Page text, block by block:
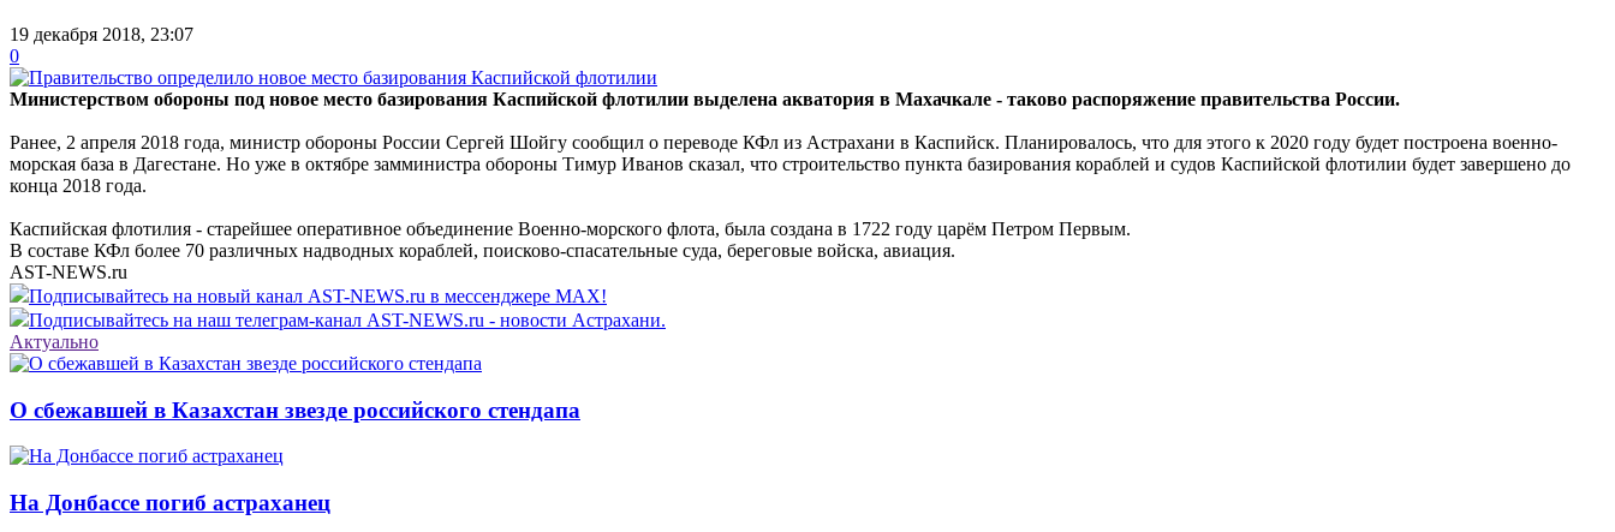
19 декабря 2018, 23:07
0
Министерством обороны под новое место базирования Каспийской флотилии выделена акватория в Махачкале - таково распоряжение правительства России.
Ранее, 2 апреля 2018 года, министр обороны России Сергей Шойгу сообщил о переводе КФл из Астрахани в Каспийск. Планировалось, что для этого к 2020 году будет построена военно-
морская база в Дагестане. Но уже в октябре замминистра обороны Тимур Иванов сказал, что строительство пункта базирования кораблей и судов Каспийской флотилии будет завершено до
конца 2018 года.
Каспийская флотилия - старейшее оперативное объединение Военно-морского флота, была создана в 1722 году царём Петром Первым.
В составе КФл более 70 различных надводных кораблей, поисково-спасательные суда, береговые войска, авиация.
AST-NEWS.ru
Подписывайтесь на новый канал AST-NEWS.ru в мессенджере MAX!
Подписывайтесь на наш телеграм-канал AST-NEWS.ru - новости Астрахани.
Актуально
О сбежавшей в Казахстан звезде российского стендапа
На Донбассе погиб астраханец